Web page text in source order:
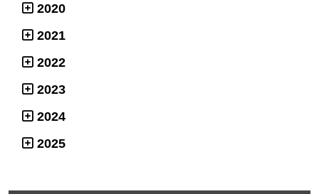
2020
2021
2022
2023
2024
2025